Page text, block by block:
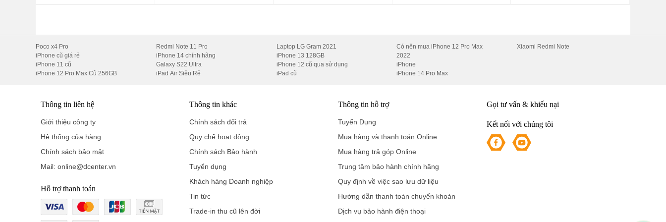
năng vượt trội, camera xuất sắc và màn hình đỉnh cao, nó chắc chắn sẽ làm hài lòng cả những người dùng khó tính nhất. Dù bạn
là người yêu thích chụp ảnh, game thủ hay đơn giản chỉ muốn một thiết bị mạnh mẽ để sử dụng hàng ngày, Xiaomi 15 đều đáp
ứng đầy đủ.
Bạn có thể mua Xiaomi 15 tại Di Động Thông Minh với giá tốt nhất trên thị trường và dịch vụ bảo hành chuẩn chỉ. Di Động
Thông Minh không chỉ cam kết mang đến giá cả cạnh tranh mà còn đảm bảo bạn nhận được dịch vụ khách hàng tận tâm và
chuyên nghiệp. Hãy truy cập vào trang web của họ để tìm hiểu thêm và đặt hàng ngay hôm nay!
Poco x4 Pro
iPhone cũ giá rẻ
iPhone 11 cũ
iPhone 12 Pro Max Cũ 256GB
Redmi Note 11 Pro
iPhone 14 chính hãng
Galaxy S22 Ultra
iPad Air Siêu Rẻ
Laptop LG Gram 2021
iPhone 13 128GB
iPhone 12 cũ qua sử dụng
iPad cũ
Có nên mua iPhone 12 Pro Max
2022
iPhone
iPhone 14 Pro Max
Xiaomi Redmi Note
Thông tin liên hệ
Giới thiệu công ty
Hệ thống cửa hàng
Chính sách bảo mật
Mail: online@dcenter.vn
Hỗ trợ thanh toán
Thông tin khác
Chính sách đổi trả
Quy chế hoạt động
Chính sách Bảo hành
Tuyển dụng
Khách hàng Doanh nghiệp
Tin tức
Trade-in thu cũ lên đời
Thông tin hỗ trợ
Tuyển Dụng
Mua hàng và thanh toán Online
Mua hàng trả góp Online
Trung tâm bảo hành chính hãng
Quy định về việc sao lưu dữ liệu
Hướng dẫn thanh toán chuyển khoản
Dịch vụ bảo hành điện thoại
Gọi tư vấn & khiếu nại
Kết nối với chúng tôi